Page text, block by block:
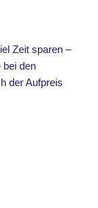
Zeit sparen –
bei den
der Aufpreis